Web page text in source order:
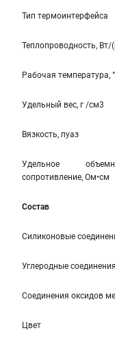
Тип термоинтерфейса
Теплопроводность, Вт/
Рабочая температура,
Удельный вес, г /см3
Вязкость, пуаз
Удельное
сопротивление, Ом•см
Состав
Силиконовые
Углеродные соединения
Соединения оксидов
Цвет